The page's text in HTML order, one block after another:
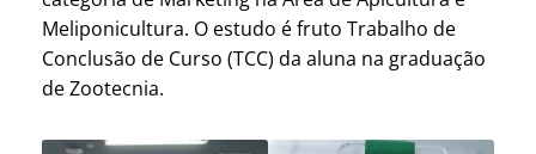
Meliponicultura. O estudo é fruto Trabalho de
Conclusão de Curso (TCC) da aluna na graduação
de Zootecnia.